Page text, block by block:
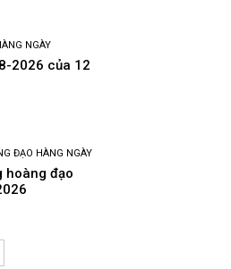
NGÀY
2026 của 12
ĐẠO HÀNG NGÀY
hoàng đạo